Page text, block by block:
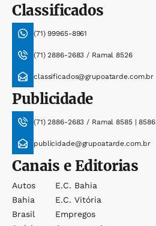
Classificados
(71) 99965-8961
(71) 2886-2683 / Ramal 8526
classificados@grupoatarde.com.br
Publicidade
(71) 2886-2683 / Ramal 8585 | 8586
publicidade@grupoatarde.com.br
Canais e Editorias
Autos
Bahia
Brasil
E.c. Bahia
E.c. Vitória
Empregos